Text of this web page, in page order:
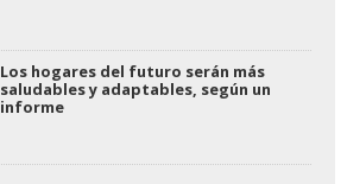
Los hogares del futuro serán más
saludables y adaptables, según un
informe